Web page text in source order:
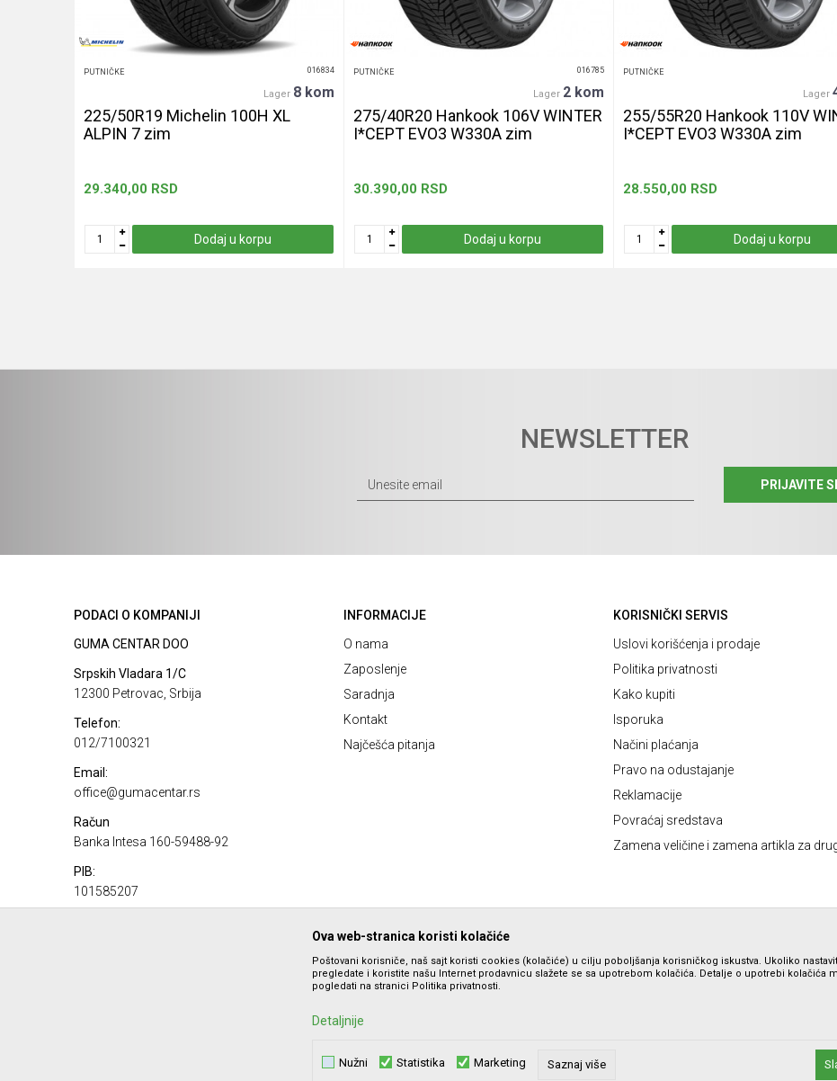
PUTNIČKE 016834
Lager 8 kom
225/50R19 Michelin 100H XL
ALPIN 7 zim
29.340,00 RSD
Dodaj u korpu
PUTNIČKE 016785
Lager 2 kom
275/40R20 Hankook 106V WINTER
I*CEPT EVO3 W330A zim
30.390,00 RSD
Dodaj u korpu
PUTNIČKE
Lager
255/55R20 Hankook 110V
I*CEPT EVO3 W330A zim
28.550,00 RSD
Dodaj u korpu
NEWSLETTER
PRIJAVITE
PODACI O KOMPANIJI
GUMA CENTAR DOO
Srpskih Vladara 1/C
12300 Petrovac, Srbija
Telefon:
012/7100321
Email:
office@gumacentar.rs
Račun
Banka Intesa 160-59488-92
PIB:
101585207
INFORMACIJE
O nama
Zaposlenje
Saradnja
Kontakt
Najčešća pitanja
KORISNIČKI SERVIS
Uslovi korišćenja i prodaje
Politika privatnosti
Kako kupiti
Isporuka
Načini plaćanja
Pravo na odustajanje
Reklamacije
Povraćaj sredstava
Zamena veličine i zamena artikla za
Nastojimo da budemo što precizniji u opisu proizvoda, prikazu slika i samih cena, ali ne možemo garantovati da su sve informacije kompletne
ponude i ne podrazumeva da su dostupni u svakom trenutku. Raspoloživost robe možete proveriti pozivom Call
Ova web-stranica koristi kolačiće
Poštovani korisniče, naš sajt koristi cookies (kolačiće) u cilju poboljšanja korisničkog iskustva. Ukoliko
pregledate i koristite našu Internet prodavnicu slažete se sa upotrebom kolačića. Detalje o upotrebi kolačića
pogledati na stranici Politika privatnosti.
Detaljnije
Nužni Statistika Marketing Saznaj više